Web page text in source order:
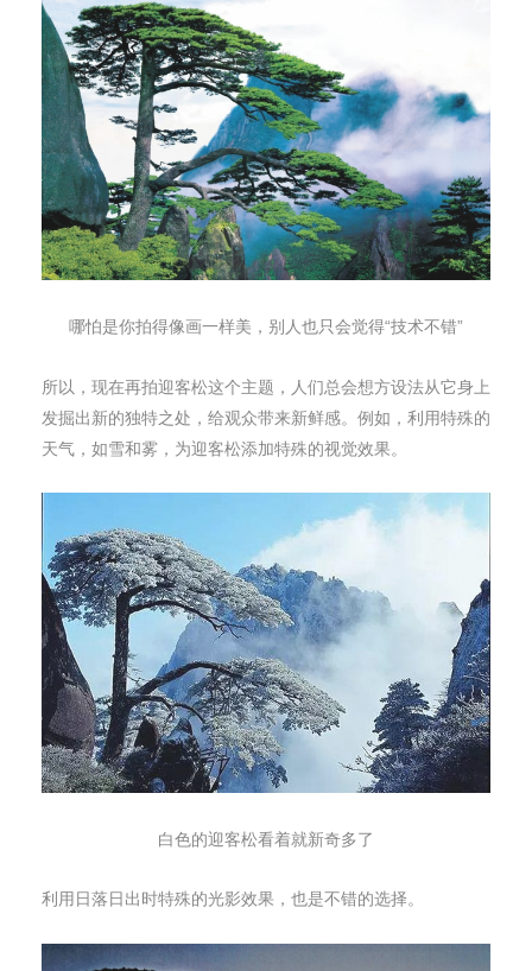
哪怕是你拍得像画一样美，别人也只会觉得“技术不错”
所以，现在再拍迎客松这个主题，人们总会想方设法从它身上
发掘出新的独特之处，给观众带来新鲜感。例如，利用特殊的
天气，如雪和雾，为迎客松添加特殊的视觉效果。
白色的迎客松看着就新奇多了
利用日落日出时特殊的光影效果，也是不错的选择。